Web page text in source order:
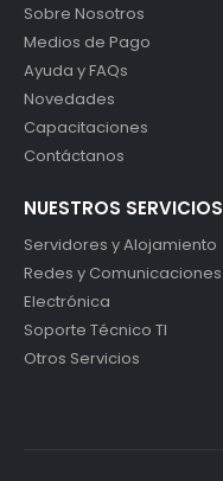
Sobre Nosotros
Medios de Pago
Ayuda y FAQs
Novedades
Capacitaciones
Contáctanos
NUESTROS SERVICIOS
Servidores y Alojamiento
Redes y Comunicaciones
Electrónica
Soporte Técnico TI
Otros Servicios